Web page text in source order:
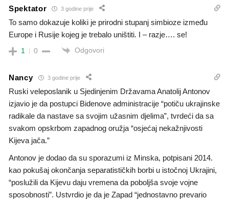
Spektator 3 godine prije
To samo dokazuje koliki je prirodni stupanj simbioze između
Europe i Rusije kojeg je trebalo uništiti. I – razje…. se!
1 0 Odgovori
Nancy 3 godine prije
Ruski veleposlanik u Sjedinjenim Državama Anatolij Antonov
izjavio je da postupci Bidenove administracije “potiču ukrajinske
radikale da nastave sa svojim užasnim djelima”, tvrdeći da sa
svakom opskrbom zapadnog oružja “osjećaj nekažnjivosti
Kijeva jača.”
Antonov je dodao da su sporazumi iz Minska, potpisani 2014.
kao pokušaj okončanja separatističkih borbi u istočnoj Ukrajini,
“poslužili da Kijevu daju vremena da poboljša svoje vojne
sposobnosti”. Ustvrdio je da je Zapad “jednostavno prevario